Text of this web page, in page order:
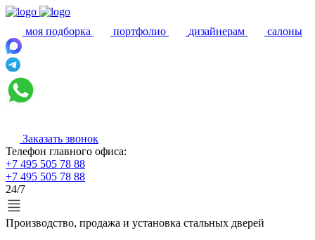
моя подборка портфолио дизайнерам салоны
Заказать звонок
Телефон главного офиса:
+7 495 505 78 88
+7 495 505 78 88
24/7
Производство, продажа и установка стальных дверей